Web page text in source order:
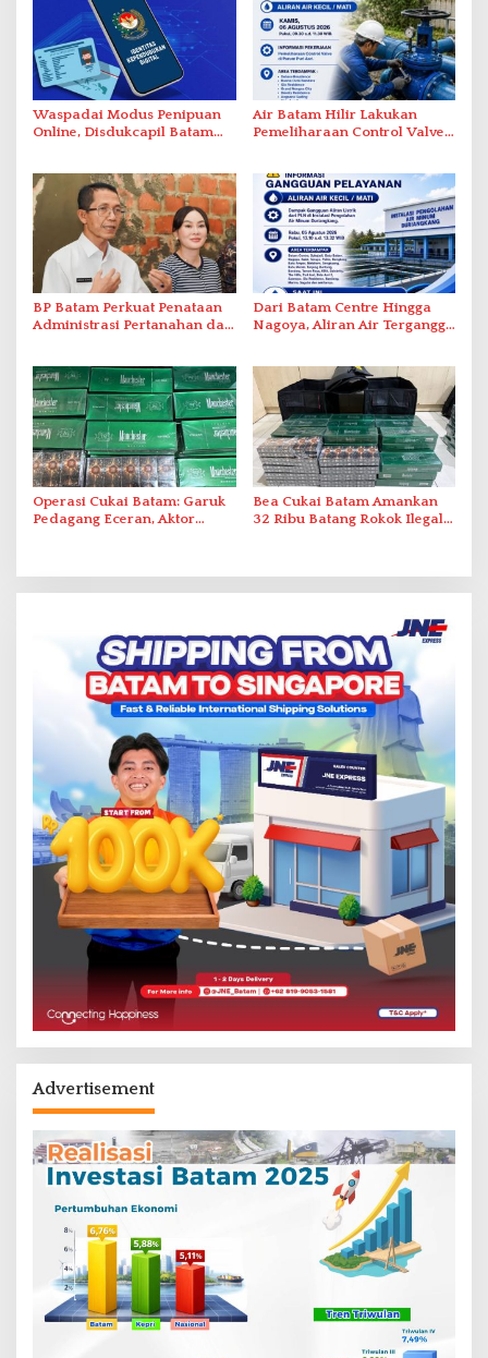
Waspadai Modus Penipuan
Online, Disdukcapil Batam
Air Batam Hilir Lakukan
Pemeliharaan Control Valve,
BP Batam Perkuat Penataan
Administrasi Pertanahan dan
Dari Batam Centre Hingga
Nagoya, Aliran Air Terganggu
Operasi Cukai Batam: Garuk
Pedagang Eceran, Aktor
Bea Cukai Batam Amankan
32 Ribu Batang Rokok Ilegal
Advertisement